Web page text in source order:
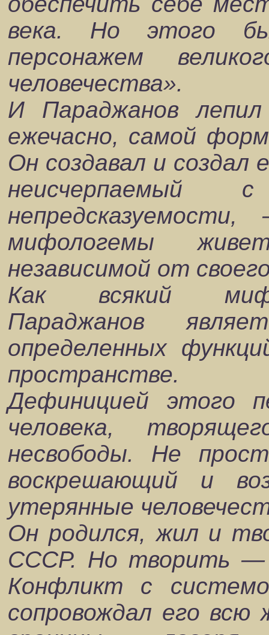
века. Но этого
персонажем
человечества».
И Параджанов
ежечасно, самой
Он создавал и создал
неисчерпаемый
мифологемы
независимой от
Как всякий
Параджанов
определенных
пространстве.
Дефиницией этого
человека,
несвободы. Не
воскрешающий и
утерянные
Он родился, жил и
СССР. Но творить —
Конфликт с
сопровождал его всю